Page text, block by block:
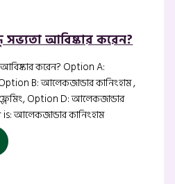
সভ্যতা আবিষ্কার করেন?
আবিষ্কার করেন? Option A:
B: আলেকজান্ডার কানিংহাম ,
Option D: আলেকজান্ডার
আলেকজান্ডার কানিংহাম